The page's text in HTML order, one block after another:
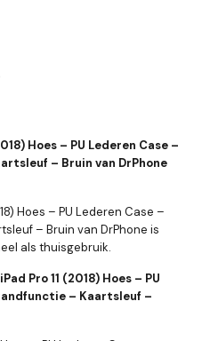
Hoes – PU Lederen Case –
– Bruin van DrPhone
Hoes – PU Lederen Case –
– Bruin van DrPhone is
als thuisgebruik.
Pro 11 (2018) Hoes – PU
– Kaartsleuf –